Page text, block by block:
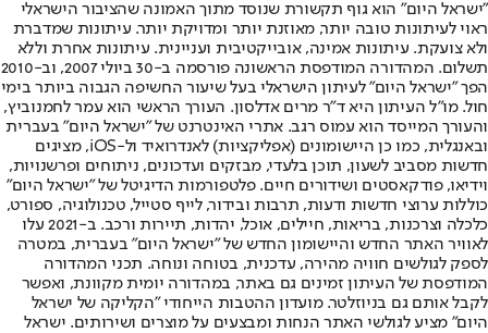
"ישראל היום" הוא גוף תקשורת שנוסד מתוך האמונה שהציבור הישראלי
ראוי לעיתונות טובה יותר, מאוזנת יותר ומדויקת יותר. עיתונות שמדברת
ולא צועקת. עיתונות אמינה, אובייקטיבית ועניינית. עיתונות אחרת וללא
תשלום. המהדורה המודפסת הראשונה פורסמה ב-30 ביולי 2007, וב-2010
הפך "ישראל היום" לעיתון הישראלי בעל שיעור החשיפה הגבוה ביותר בימי
חול. מו"ל העיתון היא ד"ר מרים אדלסון. העורך הראשי הוא עמר לחמנוביץ,
והעורך המייסד הוא עמוס רגב. אתרי האינטרנט של "ישראל היום" בעברית
ובאנגלית, כמו כן היישומונים (אפליקציות) לאנדרואיד ול-iOS, מציגים
חדשות מסביב לשעון, תוכן בלעדי, מבזקים ועדכונים, ניתוחים ופרשנויות,
וידיאו, פודקאסטים ושידורים חיים. פלטפורמות הדיגיטל של "ישראל היום"
כוללות ערוצי חדשות ודעות, תרבות ובידור, לייף סטייל, טכנולוגיה, ספורט,
כלכלה וצרכנות, בריאות, חיילים, אוכל, יהדות, תיירות ורכב. ב-2021 עלו
לאוויר האתר החדש והיישומון החדש של "ישראל היום" בעברית, במטרה
לספק לגולשים חוויה מהירה, עדכנית, בטוחה ונוחה. תכני המהדורה
המודפסת של העיתון זמינים גם באתר, במהדורה יומית מקוונת, ואפשר
לקבל אותם גם בניוזלטר. מועדון ההטבות הייחודי "הקליקה של ישראל
היום" מציע לגולשי האתר הנחות ומבצעים על מוצרים ושירותים. ישראל